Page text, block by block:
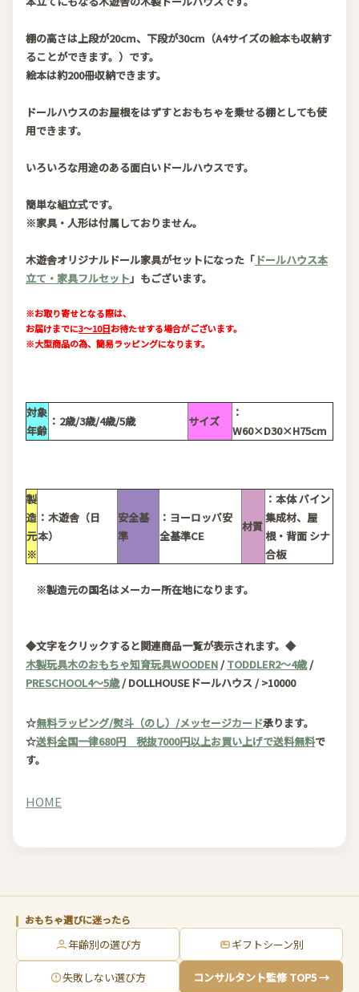
棚の高さは上段が20cm、下段が30cm（A4サイズの絵本も収納す
ることができます。）です。
絵本は約200冊収納できます。
ドールハウスのお屋根をはずすとおもちゃを乗せる棚としても使
用できます。
いろいろな用途のある面白いドールハウスです。
簡単な組立式です。
※家具・人形は付属しておりません。
木遊舎オリジナルドール家具がセットになった「 ドールハウス本
立て・家具フルセット」もございます。
※お取り寄せとなる際は、
お届けまでに3～10日お待たせする場合がございます。
※大型商品の為、簡易ラッピングになります。
対象
年齢
：2歳/3歳/4歳/5歳 サイズ
：
W60×D30×H75cm
製
造
元
※
：木遊舎（日
本）
安全基
準
：ヨーロッパ安
全基準CE
材質
：本体 パイン
集成材、屋
根・背面 シナ
合板
※製造元の国名はメーカー所在地になります。
◆文字をクリックすると関連商品一覧が表示されます。◆
木製玩具木のおもちゃ知育玩具WOODEN/TODDLER2～4歳/
PRESCHOOL4～5歳/ DOLLHOUSEドールハウス / >10000
☆無料ラッピング/熨斗（のし）/メッセージカード承ります。
☆送料全国一律680円 税抜7000円以上お買い上げで送料無料で
す。
HOME
おもちゃ選びに迷ったら
年齢別の選び方 ギフトシーン別
失敗しない選び方 コンサルタント監修 TOP5 →